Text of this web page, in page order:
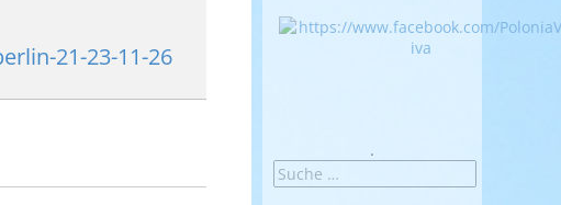
21-23-11-26
.